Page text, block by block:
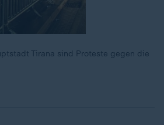
Tirana sind Proteste gegen die